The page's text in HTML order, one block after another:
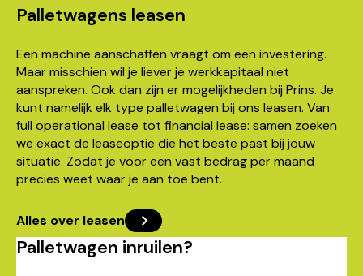
Palletwagens leasen
Een machine aanschaffen vraagt om een investering.
Maar misschien wil je liever je werkkapitaal niet
aanspreken. Ook dan zijn er mogelijkheden bij Prins. Je
kunt namelijk elk type palletwagen bij ons leasen. Van
full operational lease tot financial lease: samen zoeken
we exact de leaseoptie die het beste past bij jouw
situatie. Zodat je voor een vast bedrag per maand
precies weet waar je aan toe bent.
Alles over leasen
Palletwagen inruilen?